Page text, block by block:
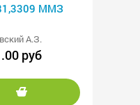
ММЗ
А.З.
руб